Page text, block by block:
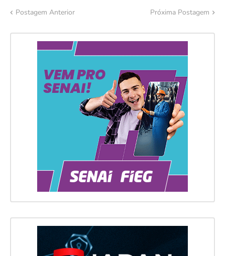
Postagem Anterior Próxima Postagem